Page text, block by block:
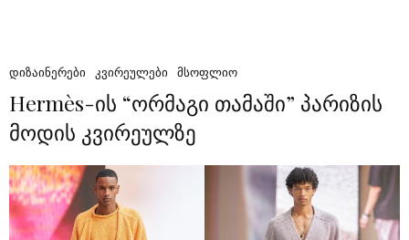
ᲓᲘᲖᲐᲘᲜᲔᲠᲔᲑᲘ ᲙᲕᲘᲠᲔᲣᲚᲔᲑᲘ ᲛᲡᲝᲤᲚᲘᲝ
Hermès-ის “ორმაგი თამაში” პარიზის
მოდის კვირეულზე